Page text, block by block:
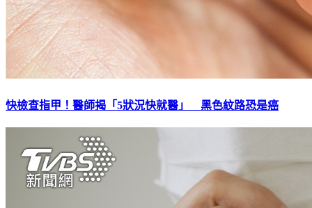
快檢查指甲！醫師揭「5狀況快就醫」 黑色紋路恐是癌